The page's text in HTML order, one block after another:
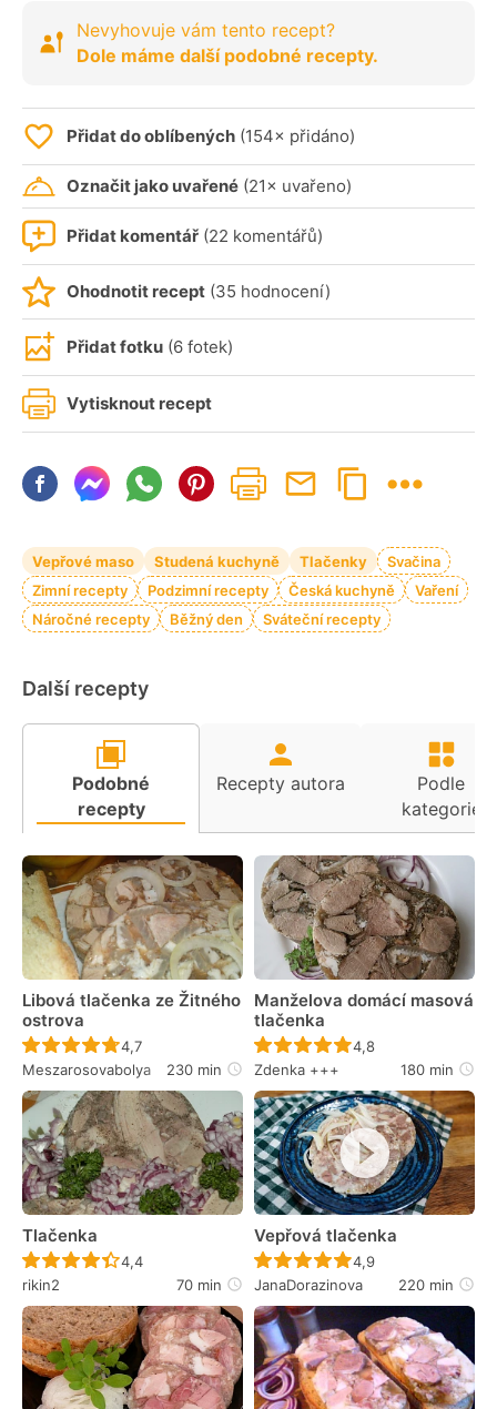
Nevyhovuje vám tento recept?
Dole máme další podobné recepty.
Přidat do oblíbených (154× přidáno)
Označit jako uvařené (21× uvařeno)
Přidat komentář (22 komentářů)
Ohodnotit recept (35 hodnocení)
Přidat fotku (6 fotek)
Vytisknout recept
Vepřové maso Studená kuchyně Tlačenky
Svačina
Zimní recepty
Podzimní recepty Česká kuchyně
Vaření
Náročné recepty
Běžný den Sváteční recepty
Další recepty
Podobné
recepty
Recepty autora
Podle
kategorie
Libová tlačenka ze Žitného
ostrova
Recept ještě nebyl hodnocen
4,7
Meszarosovabolya
230 min
Manželova domácí masová
tlačenka
Recept ještě nebyl
4,8
Zdenka +++
180 min
Tlačenka
Recept ještě nebyl hodnocen
4,4
rikin2
70 min
Vepřová tlačenka
Recept ještě nebyl
4,9
JanaDorazinova
220 min